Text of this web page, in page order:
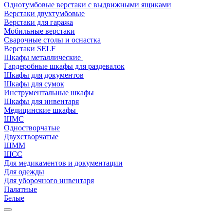
Однотумбовые верстаки с выдвижными ящиками
Верстаки двухтумбовые
Верстаки для гаража
Мобильные верстаки
Сварочные столы и оснастка
Верстаки SELF
Шкафы металлические
Гардеробные шкафы для раздевалок
Шкафы для документов
Шкафы для сумок
Инструментальные шкафы
Шкафы для инвентаря
Медицинские шкафы
ШМС
Одностворчатые
Двухстворчатые
ШММ
ШСС
Для медикаментов и документации
Для одежды
Для уборочного инвентаря
Палатные
Белые